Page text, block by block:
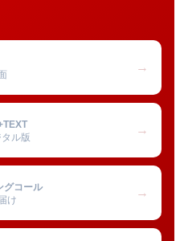
→
ル版
→
グコール
け
→